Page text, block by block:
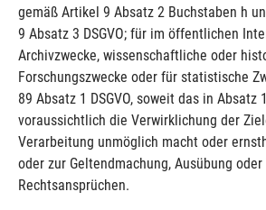
gemäß Artikel 9 Absatz 2 Buchstaben h
9 Absatz 3 DSGVO; für im öffentlichen
Archivzwecke, wissenschaftliche oder
Forschungszwecke oder für statistische
89 Absatz 1 DSGVO, soweit das in Absatz
voraussichtlich die Verwirklichung der
Verarbeitung unmöglich macht oder
oder zur Geltendmachung, Ausübung
Rechtsansprüchen.